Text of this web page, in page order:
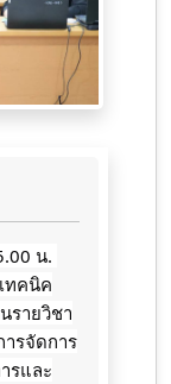
น.
ทคนิค
รายวิชา
รจัดการ
รและ